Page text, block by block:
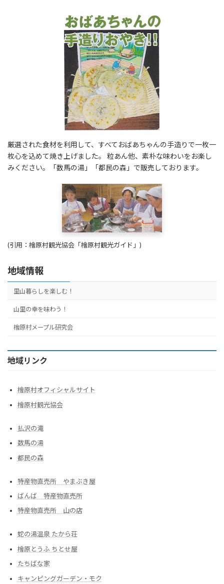
厳選された食材を利用して、すべておばあちゃんの手造りで一枚一
枚心を込めて焼き上げました。 粒あん他、素朴な味わいをお楽し
みください。「数馬の湯」「都民の森」で販売しております。
(引用：檜原村観光協会「檜原村観光ガイド」)
地域情報
里山暮らしを楽しむ！
山里の幸を味わう！
檜原村メープル研究会
地域リンク
檜原村オフィシャルサイト
檜原村観光協会
払沢の滝
数馬の湯
都民の森
特産物直売所 やまぶき屋
ばんば 特産物直売所
特産物直売所 山の店
蛇の湯温泉 たから荘
檜原とうふ ちとせ屋
たちばな家
キャンピングガーデン・モク